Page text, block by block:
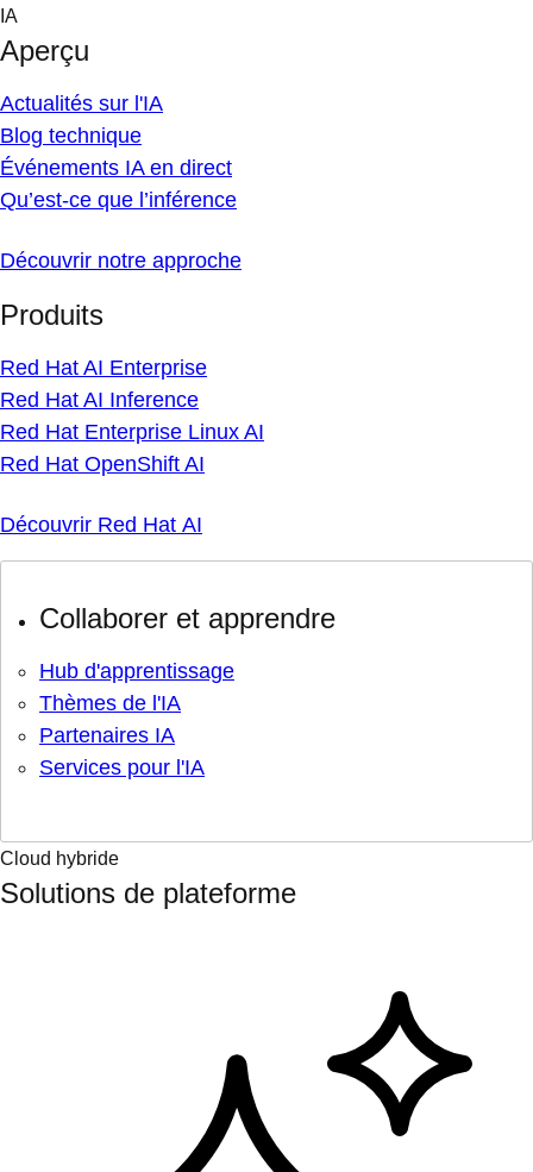
Skip
content
IA
Aperçu
Actualités sur l'IA
Blog technique
Événements IA en direct
Qu’est-ce que l’inférence
Découvrir notre approche
Produits
Red Hat AI Enterprise
Red Hat AI Inference
Red Hat Enterprise Linux AI
Red Hat OpenShift AI
Découvrir Red Hat AI
Collaborer et apprendre
Hub d'apprentissage
Thèmes de l'IA
Partenaires IA
Services pour l'IA
Cloud hybride
Solutions de plateforme